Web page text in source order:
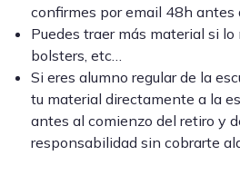
confirmes por email 48h antes
Puedes traer más material si lo
bolsters, etc…
Si eres alumno regular de la
tu material directamente a la
antes al comienzo del retiro y
responsabilidad sin cobrarte